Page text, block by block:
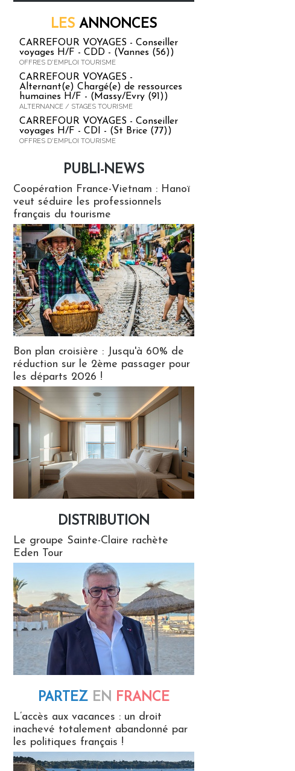
LES ANNONCES
CARREFOUR VOYAGES - Conseiller
voyages H/F - CDD - (Vannes (56))
OFFRES D'EMPLOI TOURISME
CARREFOUR VOYAGES -
Alternant(e) Chargé(e) de ressources
humaines H/F - (Massy/Evry (91))
ALTERNANCE / STAGES TOURISME
CARREFOUR VOYAGES - Conseiller
voyages H/F - CDI - (St Brice (77))
OFFRES D'EMPLOI TOURISME
PUBLI-NEWS
Coopération France-Vietnam : Hanoï
veut séduire les professionnels
français du tourisme
Bon plan croisière : Jusqu'à 60% de
réduction sur le 2ème passager pour
les départs 2026 !
DISTRIBUTION
Le groupe Sainte-Claire rachète
Eden Tour
PARTEZ EN FRANCE
L’accès aux vacances : un droit
inachevé totalement abandonné par
les politiques français !